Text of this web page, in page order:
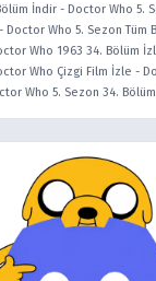
İndir - Doctor Who 5.
- Doctor Who 5. Sezon Tüm
Who 1963 34. Bölüm
Who Çizgi Film İzle -
Who 5. Sezon 34.